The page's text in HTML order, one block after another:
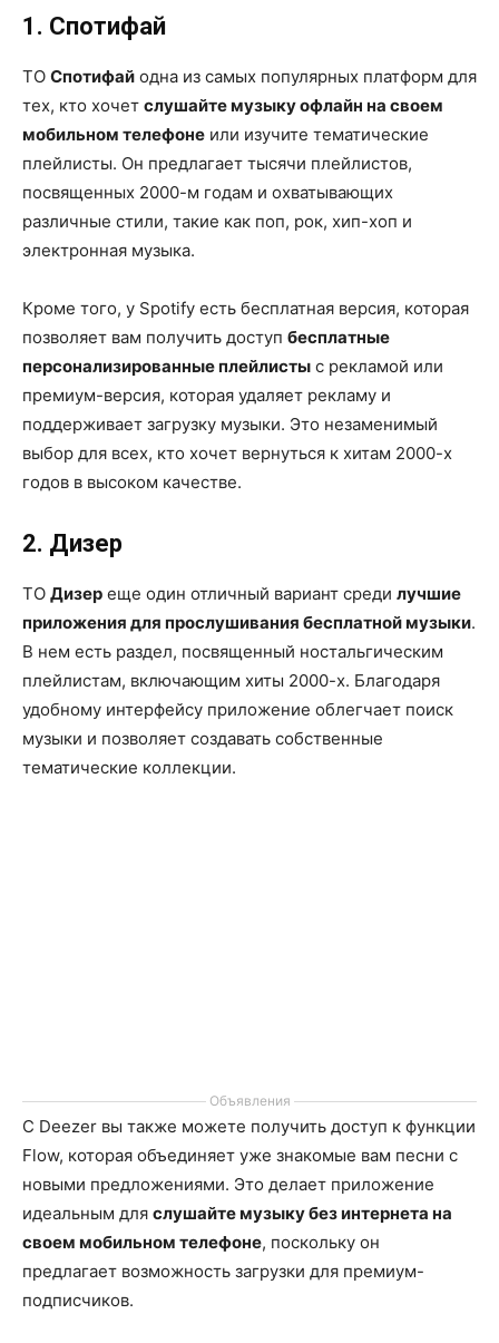
1. Спотифай
ТО Спотифай одна из самых популярных платформ для
тех, кто хочет слушайте музыку офлайн на своем
мобильном телефоне или изучите тематические
плейлисты. Он предлагает тысячи плейлистов,
посвященных 2000-м годам и охватывающих
различные стили, такие как поп, рок, хип-хоп и
электронная музыка.
Кроме того, у Spotify есть бесплатная версия, которая
позволяет вам получить доступ бесплатные
персонализированные плейлисты с рекламой или
премиум-версия, которая удаляет рекламу и
поддерживает загрузку музыки. Это незаменимый
выбор для всех, кто хочет вернуться к хитам 2000-х
годов в высоком качестве.
2. Дизер
ТО Дизер еще один отличный вариант среди лучшие
приложения для прослушивания бесплатной музыки.
В нем есть раздел, посвященный ностальгическим
плейлистам, включающим хиты 2000-х. Благодаря
удобному интерфейсу приложение облегчает поиск
музыки и позволяет создавать собственные
тематические коллекции.
Объявления
С Deezer вы также можете получить доступ к функции
Flow, которая объединяет уже знакомые вам песни с
новыми предложениями. Это делает приложение
идеальным для слушайте музыку без интернета на
своем мобильном телефоне, поскольку он
предлагает возможность загрузки для премиум-
подписчиков.